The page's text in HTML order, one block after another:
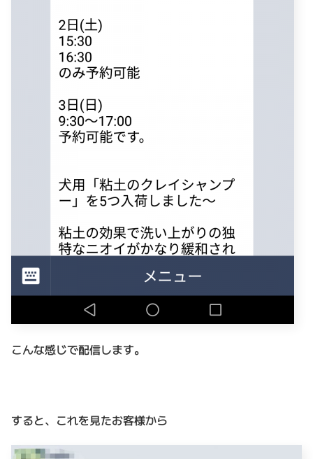
こんな感じで配信します。
すると、これを見たお客様から